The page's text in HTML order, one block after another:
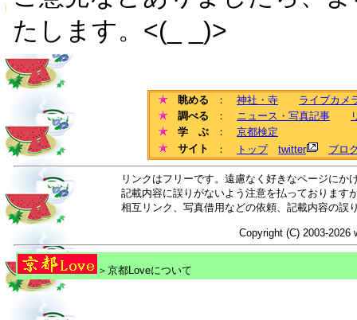
たします。<(_ _)>
眺める ： 神社・寺
ライブカメ
調べる
： ニュース・写真記事
学 ぶ
： 京都検定
サイト
： トップ twitter ブロ
リンクはフリーです。遠慮なく好きなページに
記載内容に誤りがないよう注意を払っております
相互リンク、写真借用などの依頼、記載内容の誤
Copyright (C) 2003-2026
＞京都Loveについて